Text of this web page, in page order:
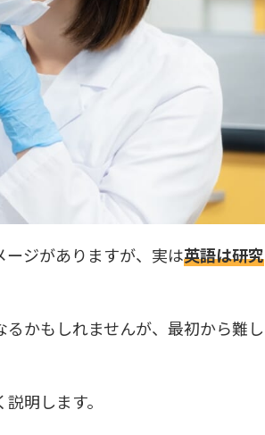
ジがありますが、実は英語は研究
るかもしれませんが、最初から難し
明します。